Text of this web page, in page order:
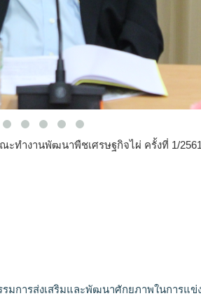
ะทำงานพัฒนาพืชเศรษฐกิจไผ่ ครั้งที่ 1/2561
มการส่งเสริมและพัฒนาศักยภาพในการแข่